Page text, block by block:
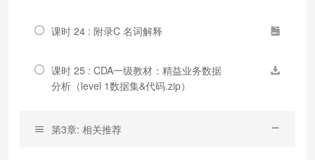
课时 24 : 附录C 名词解释
课时 25 : CDA一级教材：精益业务数据
分析（level 1数据集&代码.zip）
第3章: 相关推荐